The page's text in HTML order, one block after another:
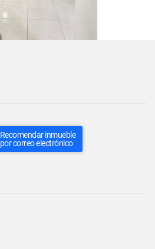
Recomendar inmueble
por correo electrónico